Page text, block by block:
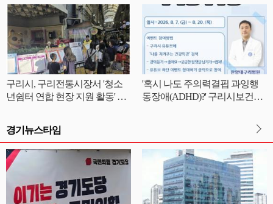
구리시, 구리전통시장서 '청소
년쉼터 연합 현장 지원 활동' 실
'혹시 나도 주의력결핍 과잉행
동장애(ADHD)?' 구리시보건소,
경기뉴스타임